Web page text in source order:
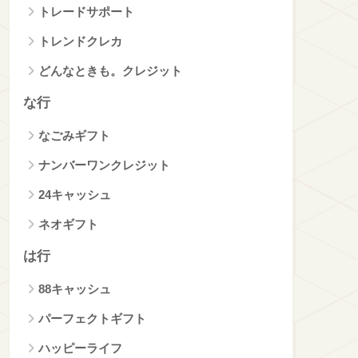
トレードサポート
トレンドクレカ
どんなときも。クレジット
な行
なごみギフト
ナンバーワンクレジット
24キャッシュ
ネオギフト
は行
88キャッシュ
パーフェクトギフト
ハッピーライフ